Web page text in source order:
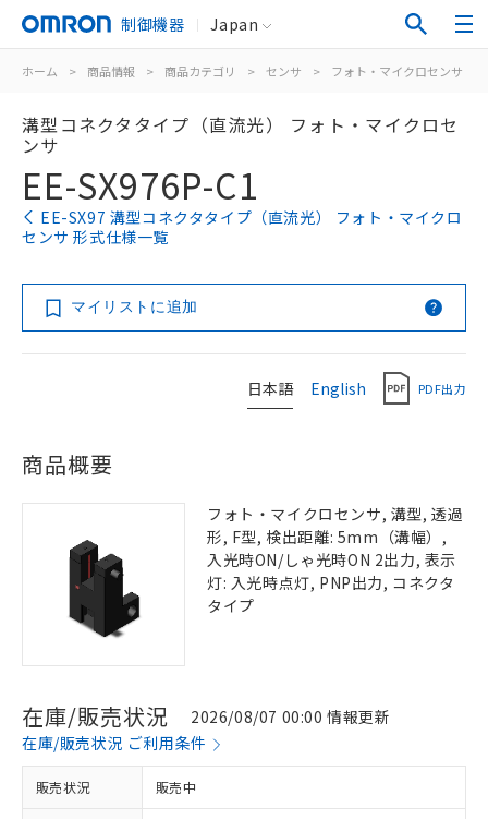
制御機器 Japan
ホーム > 商品情報 > 商品カテゴリ > センサ > フォト・マイクロセンサ
溝型コネクタタイプ（直流光） フォト・マイクロセ
ンサ
EE-SX976P-C1
EE-SX97 溝型コネクタタイプ（直流光） フォト・マイクロ
センサ 形式仕様一覧
マイリストに追加
日本語 English PDF出力
商品概要
フォト・マイクロセンサ, 溝型, 透過
形, F型, 検出距離: 5mm（溝幅）,
入光時ON/しゃ光時ON 2出力, 表示
灯: 入光時点灯, PNP出力, コネクタ
タイプ
在庫/販売状況
2026/08/07 00:00 情報更新
在庫/販売状況 ご利用条件
販売状況 販売中